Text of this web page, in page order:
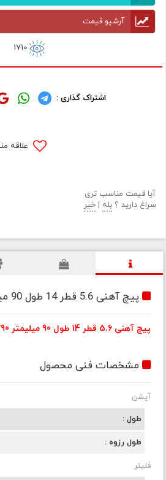
آرشیو قیمت
1710
اشتراک گذاری :
علاقه
آیا قیمت مناسب تری
سراغ دارید ؟ بله | خیر
پیچ آهنی 5.6 قطر 14 طول 90 میلیمتر M 14*90
پیچ آهنی 5.6 قطر 14 طول 90 میلیمتر M 14*90
مشخصات فنی محصول
آپشن
طول
طول رزوه
فلیتر